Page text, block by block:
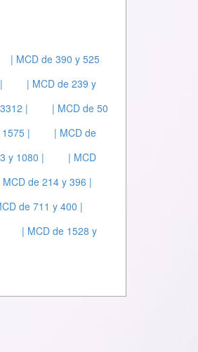
| MCD de 390 y 525
| MCD de 239 y
|
| MCD de 50
|
| MCD de
y 1080 |
| MCD
MCD de 214 y 396 |
de 711 y 400 |
| MCD de 1528 y